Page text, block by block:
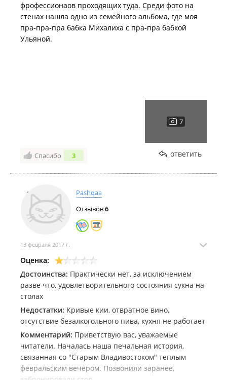
фрофессионаов проходящих туда. Среди фото на
стенах нашла одно из семейного альбома, где моя
пра-пра-пра бабка Михалиха с пра-пра бабкой
Ульяной.
Спасибо 3 ответить
Pashqaa
Отзывов6
13 февраля 2017 г.
Оценка:
Достоинства: Практически нет, за исключением
разве что, удовлетворительного состояния сукна на
столах
Недостатки: Кривые кии, отвратное вино,
отсутствие безалкогольного пива, кухня не работает
Комментарий: Приветствую вас, уважаемые
читатели. Началась наша печальная история,
связанная со "Старым Владивостоком" теплым
февральским вечером. Позвонили заранее,